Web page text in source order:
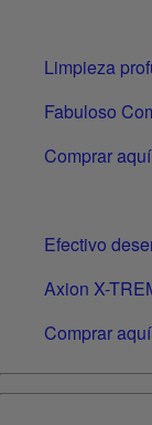
Limpieza
Fabuloso
Comprar aquí
Efectivo
Axion X-
Comprar aquí